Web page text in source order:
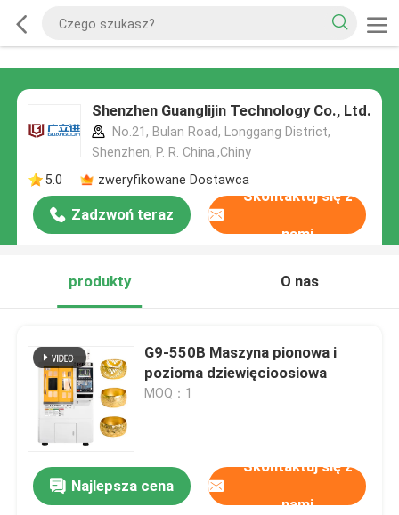
Shenzhen Guanglijin Technology Co., Ltd.
No.21, Bulan Road, Longgang District,
Shenzhen, P. R. China.,Chiny
5.0
zweryfikowane Dostawca
Zadzwoń teraz
Skontaktuj się z
nami
produkty O nas
G9-550B Maszyna pionowa i
pozioma dziewięcioosiowa
MOQ：1
Najlepsza cena
Skontaktuj się z
nami